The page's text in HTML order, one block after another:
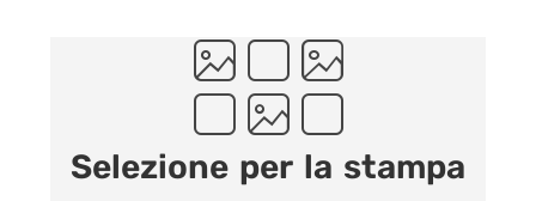
Selezione per la stampa